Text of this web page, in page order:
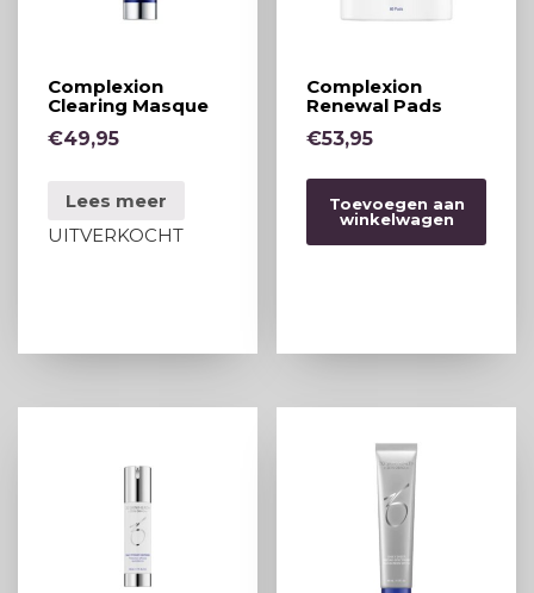
Complexion
Clearing Masque
€49,95
Lees meer
UITVERKOCHT
Complexion
Renewal Pads
€53,95
Toevoegen aan
winkelwagen